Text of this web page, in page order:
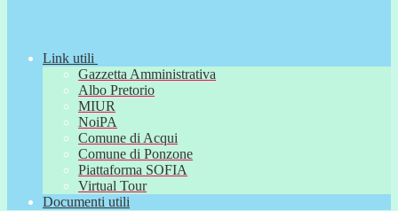
Link utili
Gazzetta Amministrativa
Albo Pretorio
MIUR
NoiPA
Comune di Acqui
Comune di Ponzone
Piattaforma SOFIA
Virtual Tour
Documenti utili